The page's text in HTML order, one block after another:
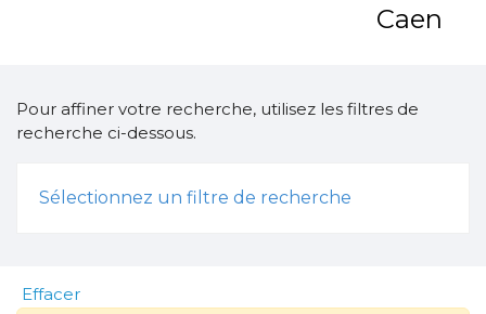
Caen
Pour affiner votre recherche, utilisez les filtres de
recherche ci-dessous.
Sélectionnez un filtre de recherche
Effacer